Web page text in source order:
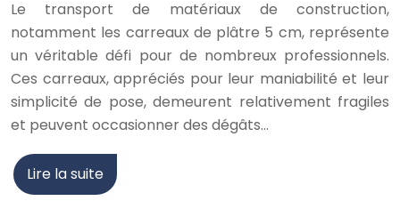
Le transport de matériaux de construction,
notamment les carreaux de plâtre 5 cm, représente
un véritable défi pour de nombreux professionnels.
Ces carreaux, appréciés pour leur maniabilité et leur
simplicité de pose, demeurent relativement fragiles
et peuvent occasionner des dégâts…
Lire la suite